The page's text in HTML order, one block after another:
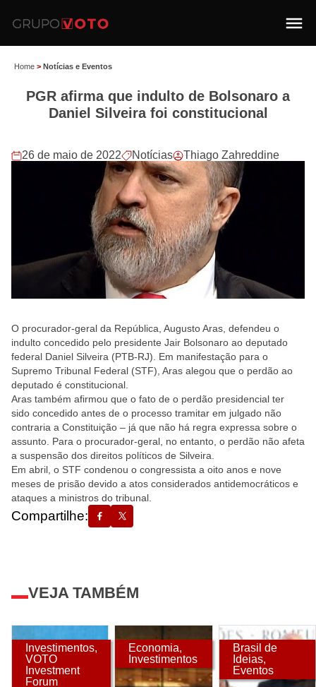
Home > Notícias e Eventos
PGR afirma que indulto de Bolsonaro a
Daniel Silveira foi constitucional
26 de maio de 2022 Notícias Thiago Zahreddine
O procurador-geral da República, Augusto Aras, defendeu o
indulto concedido pelo presidente Jair Bolsonaro ao deputado
federal Daniel Silveira (PTB-RJ). Em manifestação para o
Supremo Tribunal Federal (STF), Aras alegou que o perdão ao
deputado é constitucional.
Aras também afirmou que o fato de o perdão presidencial ter
sido concedido antes de o processo tramitar em julgado não
contraria a Constituição – já que não há regra expressa sobre o
assunto. Para o procurador-geral, no entanto, o perdão não afeta
a suspensão dos direitos políticos de Silveira.
Em abril, o STF condenou o congressista a oito anos e nove
meses de prisão devido a atos considerados antidemocráticos e
ataques a ministros do tribunal.
Compartilhe:
VEJA TAMBÉM
Investimentos,
VOTO
Investment
Forum
Economia,
Investimentos
Brasil de
Ideias,
Eventos